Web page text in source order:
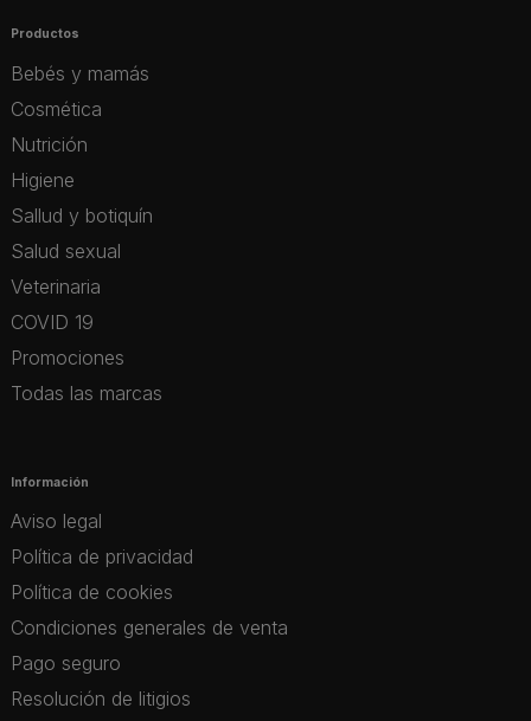
Productos
Bebés y mamás
Cosmética
Nutrición
Higiene
Sallud y botiquín
Salud sexual
Veterinaria
COVID 19
Promociones
Todas las marcas
Información
Aviso legal
Política de privacidad
Política de cookies
Condiciones generales de venta
Pago seguro
Resolución de litigios